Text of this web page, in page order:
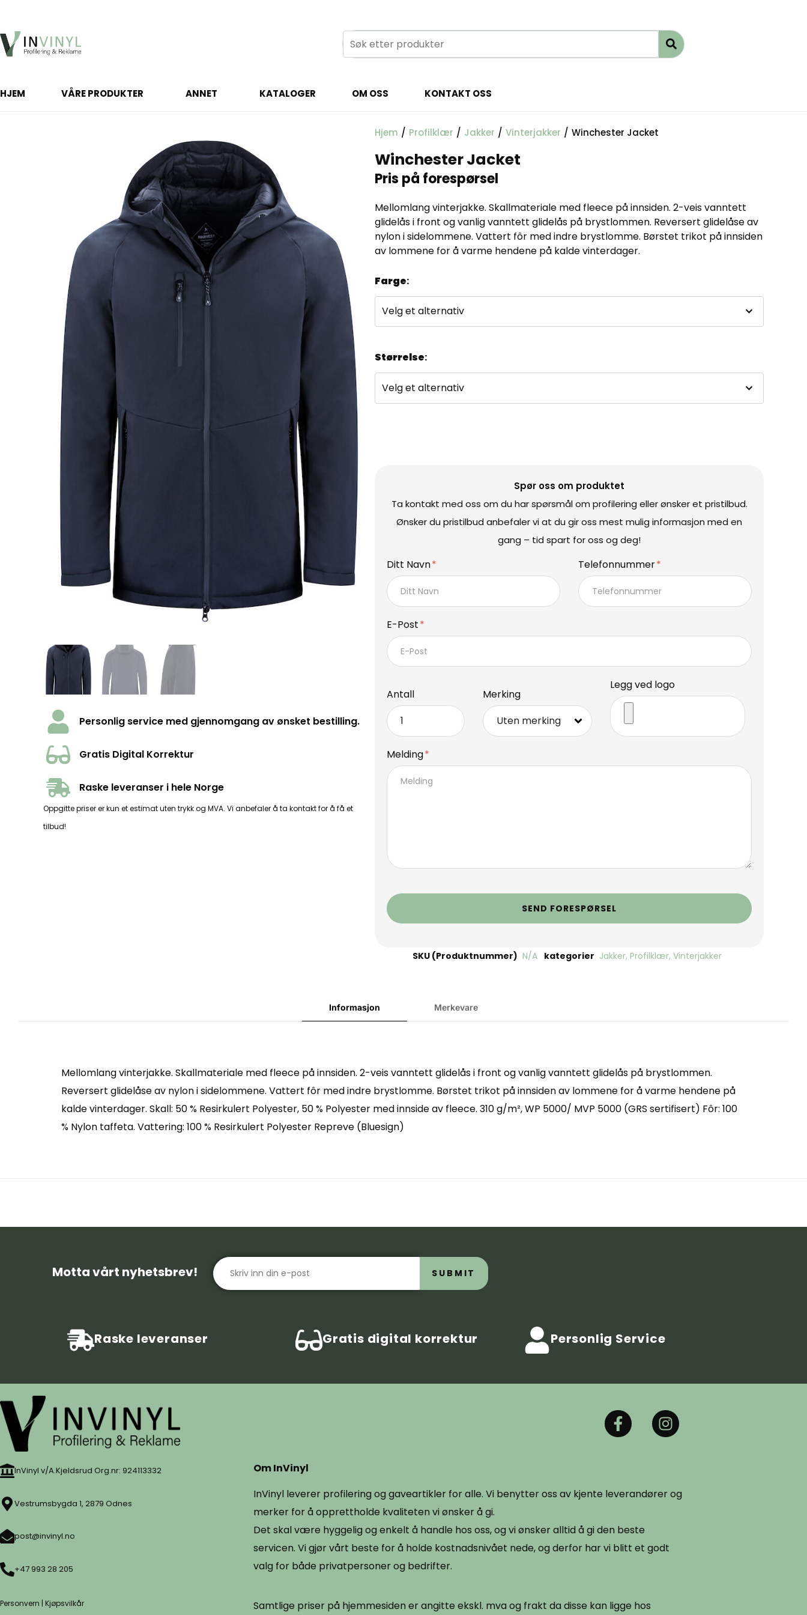
HJEM VÅRE PRODUKTER ANNET KATALOGER OM OSS KONTAKT OSS
Personlig service med gjennomgang av ønsket bestilling.
Gratis Digital Korrektur
Raske leveranser i hele Norge
Oppgitte priser er kun et estimat uten trykk og MVA. Vi anbefaler å ta kontakt for å få et
tilbud!
Hjem / Profilklær / Jakker / Vinterjakker / Winchester Jacket
Winchester Jacket
Pris på forespørsel
Mellomlang vinterjakke. Skallmateriale med fleece på innsiden. 2-veis vanntett
glidelås i front og vanlig vanntett glidelås på brystlommen. Reversert glidelåse av
nylon i sidelommene. Vattert fôr med indre brystlomme. Børstet trikot på innsiden
av lommene for å varme hendene på kalde vinterdager.
Farge:
Størrelse:
Spør oss om produktet
Ta kontakt med oss om du har spørsmål om profilering eller ønsker et pristilbud.
Ønsker du pristilbud anbefaler vi at du gir oss mest mulig informasjon med en
gang – tid spart for oss og deg!
Ditt Navn Telefonnummer
E-Post
Antall Merking
Legg ved logo
Melding
SEND FORESPØRSEL
SKU (Produktnummer) N/A kategorier Jakker, Profilklær, Vinterjakker
Informasjon Merkevare
Mellomlang vinterjakke. Skallmateriale med fleece på innsiden. 2-veis vanntett glidelås i front og vanlig vanntett glidelås på brystlommen.
Reversert glidelåse av nylon i sidelommene. Vattert fôr med indre brystlomme. Børstet trikot på innsiden av lommene for å varme hendene på
kalde vinterdager. Skall: 50 % Resirkulert Polyester, 50 % Polyester med innside av fleece. 310 g/m², WP 5000/ MVP 5000 (GRS sertifisert) Fôr: 100
% Nylon taffeta. Vattering: 100 % Resirkulert Polyester Repreve (Bluesign)
Motta vårt nyhetsbrev! SUBMIT
Raske leveranser Gratis digital korrektur Personlig Service
InVinyl v/A.Kjeldsrud Org.nr: 924113332
Vestrumsbygda 1, 2879 Odnes
post@invinyl.no
+47 993 28 205
Personvern | Kjøpsvilkår
Om InVinyl
InVinyl leverer profilering og gaveartikler for alle. Vi benytter oss av kjente leverandører og
merker for å opprettholde kvaliteten vi ønsker å gi.
Det skal være hyggelig og enkelt å handle hos oss, og vi ønsker alltid å gi den beste
servicen. Vi gjør vårt beste for å holde kostnadsnivået nede, og derfor har vi blitt et godt
valg for både privatpersoner og bedrifter.
Samtlige priser på hjemmesiden er angitte ekskl. mva og frakt da disse kan ligge hos